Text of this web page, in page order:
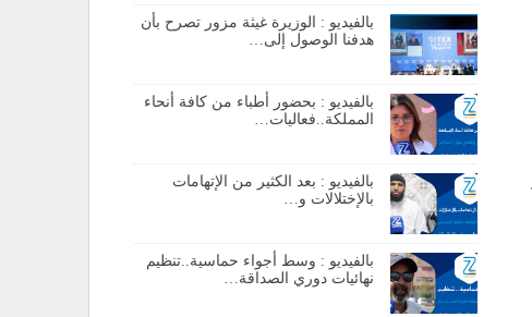
بالفيديو : الوزيرة غيثة مزور تصرح بأن
هدفنا الوصول إلى…
بالفيديو : بحضور أطباء من كافة أنحاء
المملكة..فعاليات…
بالفيديو : بعد الكثير من الإتهامات
بالإختلالات و…
بالفيديو : وسط أجواء حماسية..تنظيم
نهائيات دوري الصداقة…